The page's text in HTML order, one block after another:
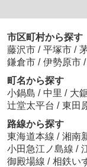
市区町村から探す
藤沢市 / 平塚市 /
鎌倉市 / 伊勢原市 /
町名から探す
小鍋島 / 中里 / 大
辻堂太平台 / 東田
路線から探す
東海道本線 / 湘南
小田急江ノ島線 /
御殿場線 / 相鉄い